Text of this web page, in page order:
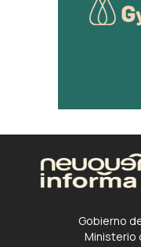
Gobierno
Ministerio